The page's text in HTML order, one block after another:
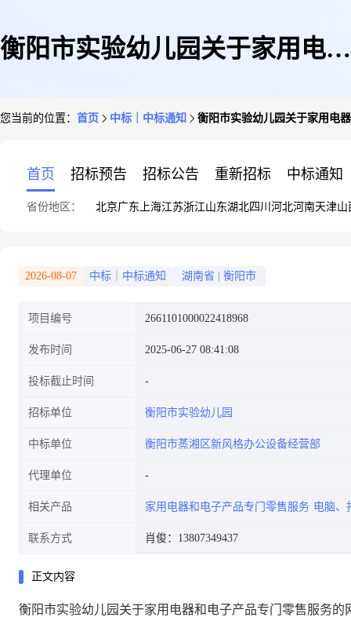
衡阳市实验幼儿园关于家用电器
您当前的位置： 首页 中标｜中标通知 衡阳市实验幼儿园关于家用电
首页 招标预告 招标公告 重新招标 中标通知
省份地区： 北京广东 上海江苏浙江山东湖北四川 河北河南天津山
2026-08-07 中标｜中标通知 湖南省 衡阳市
项目编号 2661101000022418968
发布时间 2025-06-27 08:41:08
投标截止时间
招标单位 衡阳市实验幼儿园
中标单位 衡阳市蒸湘区新风格办公设备经营部
代理单位
相关产品 家用电器和电子产品专门零售服务 电脑、
联系方式 肖俊：13807349437
正文内容
衡阳市实验幼儿园关于家用电器和电子产品专门零售服务的